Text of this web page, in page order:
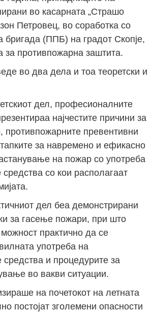
во касарната „Страшо
Петровец, во соработка со
бригада (ППБ) на градот Скопје,
за противпожарна заштита.
во два дела и тоа теоретски и
дел, професионалните
најчестите причини за
противпожарните превентивни
за навремено и ефикасно
на пожар со употреба
со кои располагаат
дел беа демонстрирани
за гасење пожари, при што
практично да се
употреба на
и процедурите за
во вакви ситуации.
на почетокот на летната
постојат зголемени опасности